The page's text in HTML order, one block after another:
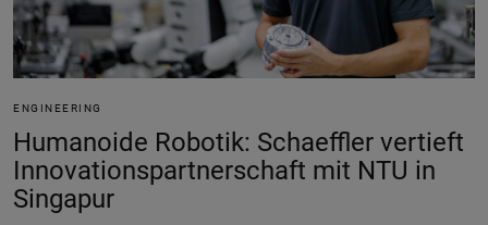
ENGINEERING
Humanoide Robotik: Schaeffler vertieft
Innovationspartnerschaft mit NTU in
Singapur